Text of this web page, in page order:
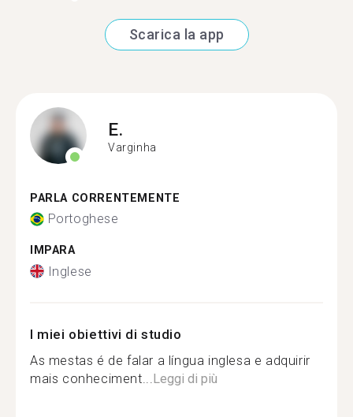
Scarica la app
E.
Varginha
PARLA CORRENTEMENTE
Portoghese
IMPARA
Inglese
I miei obiettivi di studio
As mestas é de falar a língua inglesa e adquirir
mais conheciment... Leggi di più